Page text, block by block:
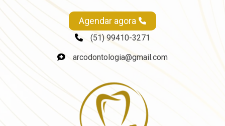
Agendar agora
(51) 99410-3271
arcodontologia@gmail.com